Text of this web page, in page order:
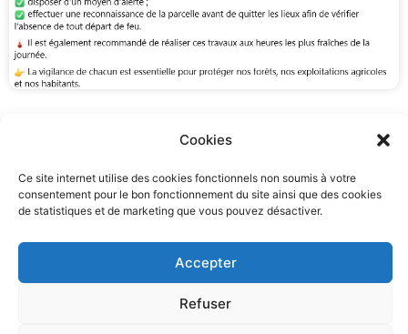
Cookies
Ce site internet utilise des cookies fonctionnels non soumis à votre
consentement pour le bon fonctionnement du site ainsi que des cookies
de statistiques et de marketing que vous pouvez désactiver.
Accepter
Refuser
Actualités et animations
Ceci pourrait aussi vous intéresser…